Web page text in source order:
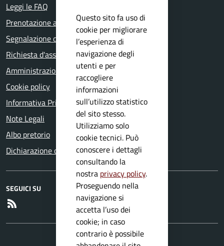
Leggi le FAQ
Prenotazione appuntamento
Segnalazione disservizio
Richiesta d'assistenza
Amministrazione trasparente
Cookie policy
Informativa Privacy
Note Legali
Albo pretorio
Dichiarazione di accessibilità
SEGUICI SU
Questo sito fa uso di
cookie per migliorare
l’esperienza di
navigazione degli
utenti e per
raccogliere
informazioni
sull’utilizzo statistico
del sito stesso.
Utilizziamo solo
cookie tecnici. Può
conoscere i dettagli
consultando la
nostra privacy policy.
Proseguendo nella
navigazione si
accetta l’uso dei
cookie; in caso
contrario è possibile